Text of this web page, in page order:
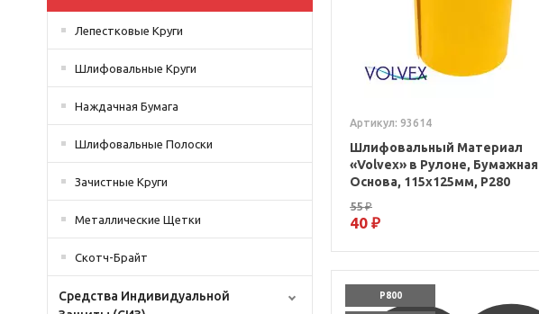
Лепестковые Круги
Шлифовальные Круги
Наждачная Бумага
Шлифовальные Полоски
Зачистные Круги
Металлические Щетки
Скотч-Брайт
Средства Индивидуальной
Артикул: 93614
Шлифовальный Материал
«Volvex» в Рулоне, Бумажная
Основа, 115x125мм, P280
55 ₽
40 ₽
P800